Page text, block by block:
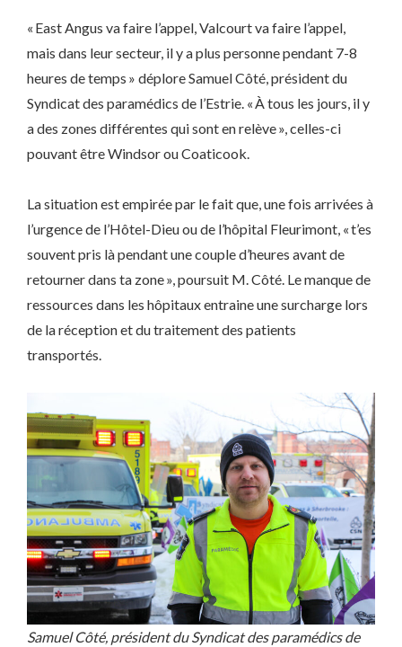
« East Angus va faire l’appel, Valcourt va faire l’appel,
mais dans leur secteur, il y a plus personne pendant 7-8
heures de temps » déplore Samuel Côté, président du
Syndicat des paramédics de l’Estrie. « À tous les jours, il y
a des zones différentes qui sont en relève », celles-ci
pouvant être Windsor ou Coaticook.
La situation est empirée par le fait que, une fois arrivées à
l’urgence de l’Hôtel-Dieu ou de l’hôpital Fleurimont, « t’es
souvent pris là pendant une couple d’heures avant de
retourner dans ta zone », poursuit M. Côté. Le manque de
ressources dans les hôpitaux entraine une surcharge lors
de la réception et du traitement des patients
transportés.
Samuel Côté, président du Syndicat des paramédics de